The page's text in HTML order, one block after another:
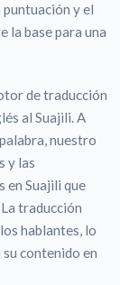
y el
la base para una
de traducción
al Suajili. A
nuestro
y las
en Suajili que
traducción
hablantes, lo
contenido en